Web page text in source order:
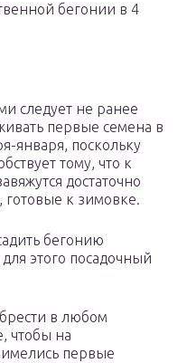
бегонии в 4
следует не ранее
первые семена в
января, поскольку
тому, что к
достаточно
к зимовке.
бегонию
этого посадочный
в любом
чтобы на
первые